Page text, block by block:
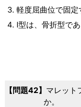
軽度屈曲位で固定
Ⅰ型は、骨折型であ
問題42
マレット
か。